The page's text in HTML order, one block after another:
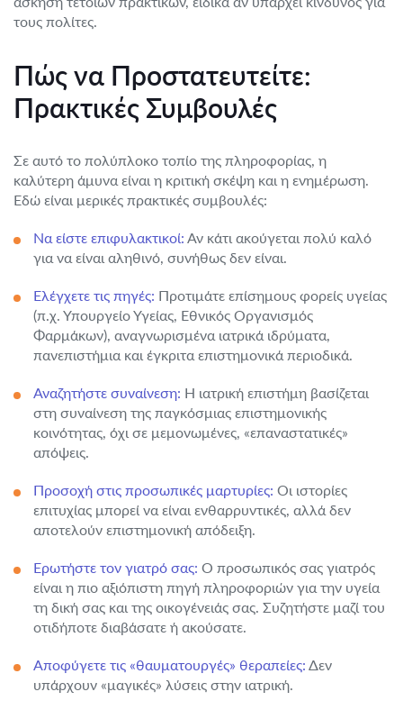
τους πολίτες.
Πώς να Προστατευτείτε:
Πρακτικές Συμβουλές
Σε αυτό το πολύπλοκο τοπίο της πληροφορίας, η
καλύτερη άμυνα είναι η κριτική σκέψη και η ενημέρωση.
Εδώ είναι μερικές πρακτικές συμβουλές:
Να είστε επιφυλακτικοί: Αν κάτι ακούγεται πολύ καλό
για να είναι αληθινό, συνήθως δεν είναι.
Ελέγχετε τις πηγές: Προτιμάτε επίσημους φορείς υγείας
(π.χ. Υπουργείο Υγείας, Εθνικός Οργανισμός
Φαρμάκων), αναγνωρισμένα ιατρικά ιδρύματα,
πανεπιστήμια και έγκριτα επιστημονικά περιοδικά.
Αναζητήστε συναίνεση: Η ιατρική επιστήμη βασίζεται
στη συναίνεση της παγκόσμιας επιστημονικής
κοινότητας, όχι σε μεμονωμένες, «επαναστατικές»
απόψεις.
Προσοχή στις προσωπικές μαρτυρίες: Οι ιστορίες
επιτυχίας μπορεί να είναι ενθαρρυντικές, αλλά δεν
αποτελούν επιστημονική απόδειξη.
Ερωτήστε τον γιατρό σας: Ο προσωπικός σας γιατρός
είναι η πιο αξιόπιστη πηγή πληροφοριών για την υγεία
τη δική σας και της οικογένειάς σας. Συζητήστε μαζί του
οτιδήποτε διαβάσατε ή ακούσατε.
Αποφύγετε τις «θαυματουργές» θεραπείες: Δεν
υπάρχουν «μαγικές» λύσεις στην ιατρική.